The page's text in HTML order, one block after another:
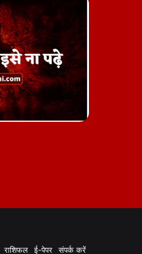
राशिफल ई-पेपर संपर्क करें